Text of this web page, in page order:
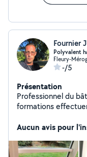
Fournier
Polyvalent
Fleury-
-/5
Présentation
Professionnel du
formations
Aucun avis pour